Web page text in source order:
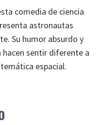
comedia de ciencia
astronautas
Su humor absurdo y
sentir diferente a
espacial.